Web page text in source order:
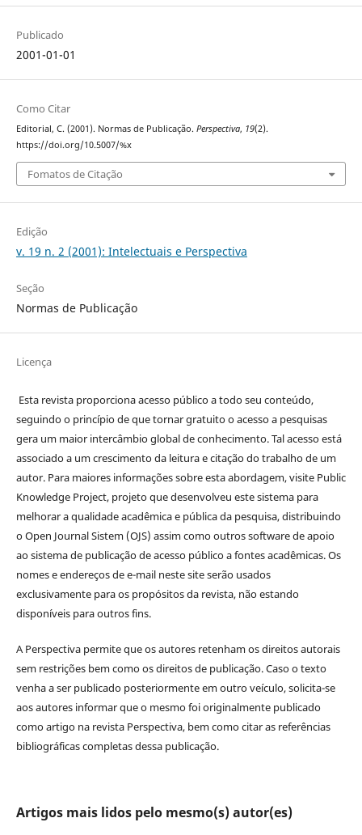
Publicado
2001-01-01
Como Citar
Editorial, C. (2001). Normas de Publicação. Perspectiva, 19(2).
https://doi.org/10.5007/%x
Fomatos de Citação
Edição
v. 19 n. 2 (2001): Intelectuais e Perspectiva
Seção
Normas de Publicação
Licença
Esta revista proporciona acesso público a todo seu conteúdo,
seguindo o princípio de que tornar gratuito o acesso a pesquisas
gera um maior intercâmbio global de conhecimento. Tal acesso está
associado a um crescimento da leitura e citação do trabalho de um
autor. Para maiores informações sobre esta abordagem, visite Public
Knowledge Project, projeto que desenvolveu este sistema para
melhorar a qualidade acadêmica e pública da pesquisa, distribuindo
o Open Journal Sistem (OJS) assim como outros software de apoio
ao sistema de publicação de acesso público a fontes acadêmicas. Os
nomes e endereços de e-mail neste site serão usados
exclusivamente para os propósitos da revista, não estando
disponíveis para outros fins.
A Perspectiva permite que os autores retenham os direitos autorais
sem restrições bem como os direitos de publicação. Caso o texto
venha a ser publicado posteriormente em outro veículo, solicita-se
aos autores informar que o mesmo foi originalmente publicado
como artigo na revista Perspectiva, bem como citar as referências
bibliográficas completas dessa publicação.
Artigos mais lidos pelo mesmo(s) autor(es)